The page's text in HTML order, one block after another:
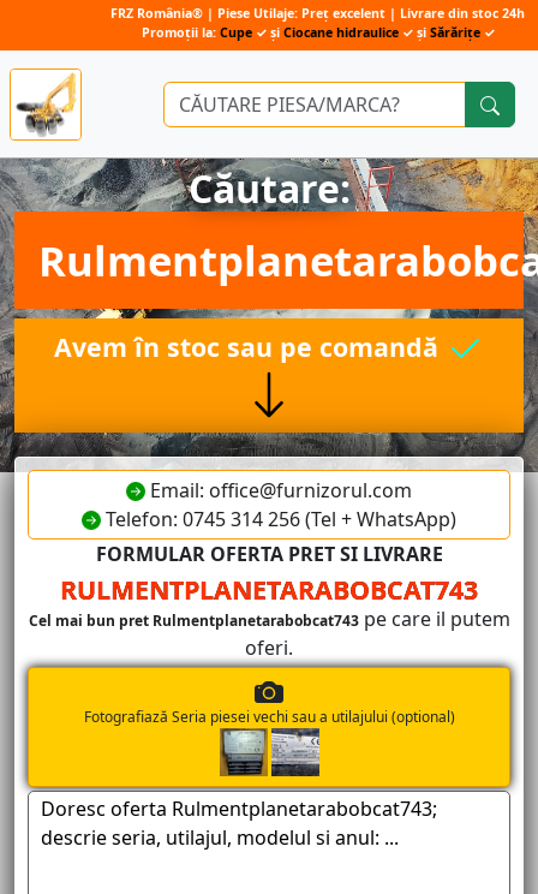
Căutare:
Avem în stoc sau pe comandă
Email: office@furnizorul.com
Telefon: 0745 314 256 (Tel + WhatsApp)
FORMULAR OFERTA PRET SI LIVRARE
RULMENTPLANETARABOBCAT743
Cel mai bun pret Rulmentplanetarabobcat743pe care il putem
oferi.
Fotografiază Seria piesei vechi sau a utilajului (optional)
FRZ România® | Piese Utilaje: Preț excelent | Livrare din stoc 24h
Promoții la: Cupe ✓ și Ciocane hidraulice✓ și Sărărițe✓